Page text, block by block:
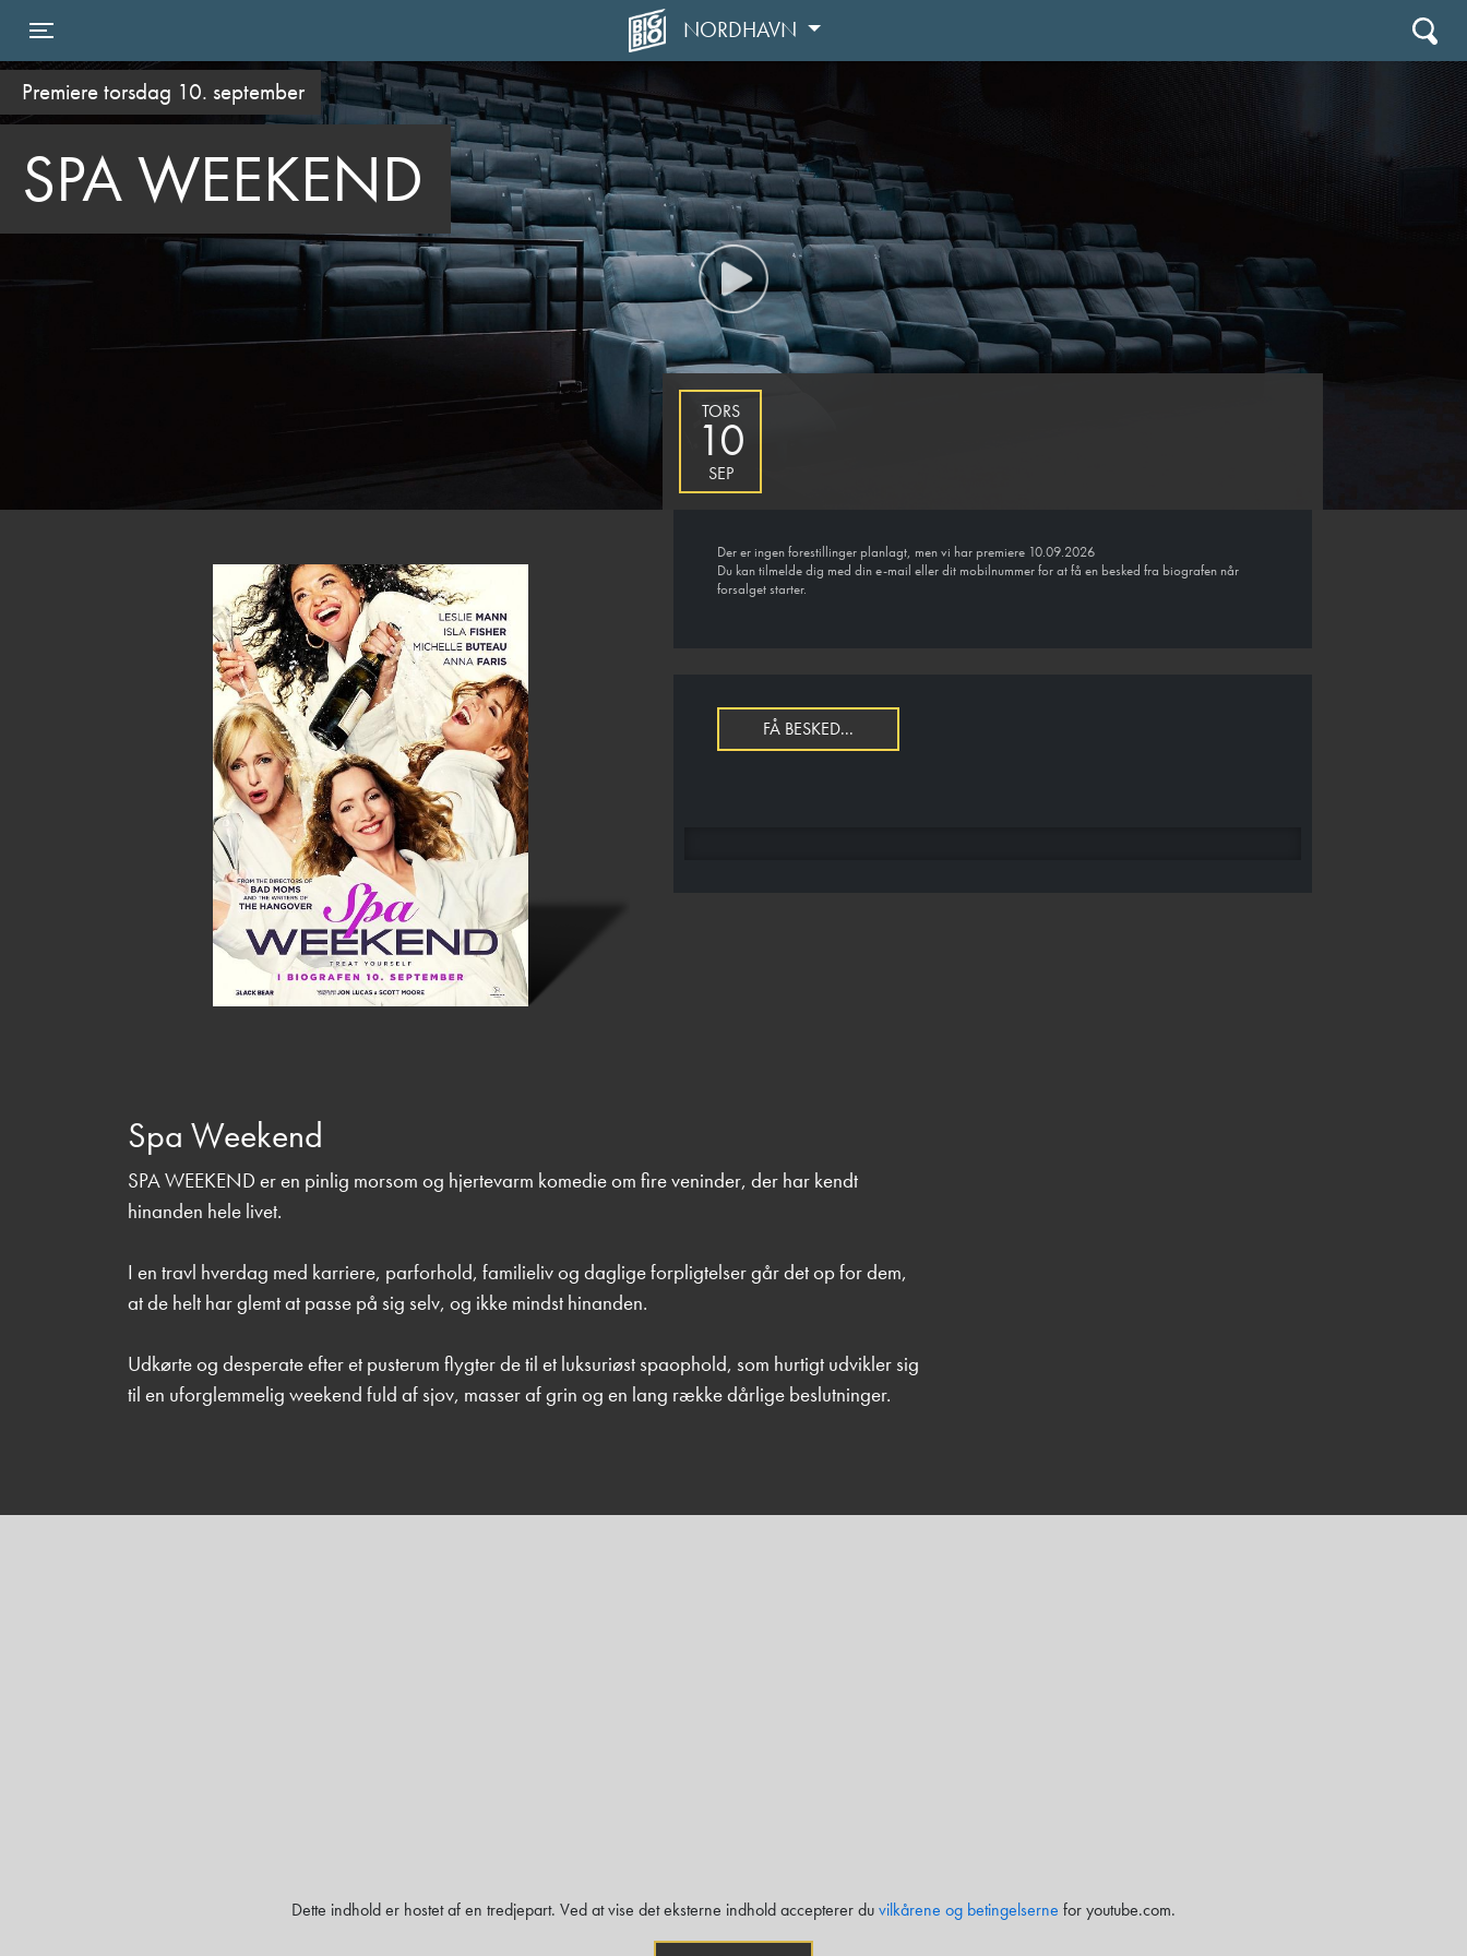
NORDHAVN
Premiere torsdag 10. september
SPA WEEKEND
TORS
10
SEP
Der er ingen forestillinger planlagt, men vi har premiere 10.09.2026
Du kan tilmelde dig med din e-mail eller dit mobilnummer for at få en besked fra biografen når
forsalget starter.
FÅ BESKED...
Spa Weekend
SPA WEEKEND er en pinlig morsom og hjertevarm komedie om fire veninder, der har kendt
hinanden hele livet.
I en travl hverdag med karriere, parforhold, familieliv og daglige forpligtelser går det op for dem,
at de helt har glemt at passe på sig selv, og ikke mindst hinanden.
Udkørte og desperate efter et pusterum flygter de til et luksuriøst spaophold, som hurtigt udvikler sig
til en uforglemmelig weekend fuld af sjov, masser af grin og en lang række dårlige beslutninger.
Dette indhold er hostet af en tredjepart. Ved at vise det eksterne indhold accepterer duvilkårene og betingelserne for youtube.com.